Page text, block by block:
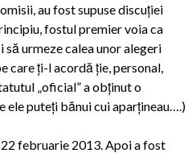
au fost supuse discuţiei
fostul premier voia ca
urmeze calea unor alegeri
care ţi-l acordă ţie, personal,
„oficial” a obţinut o
puteţi bănui cui aparţineau….)
februarie 2013. Apoi a fost